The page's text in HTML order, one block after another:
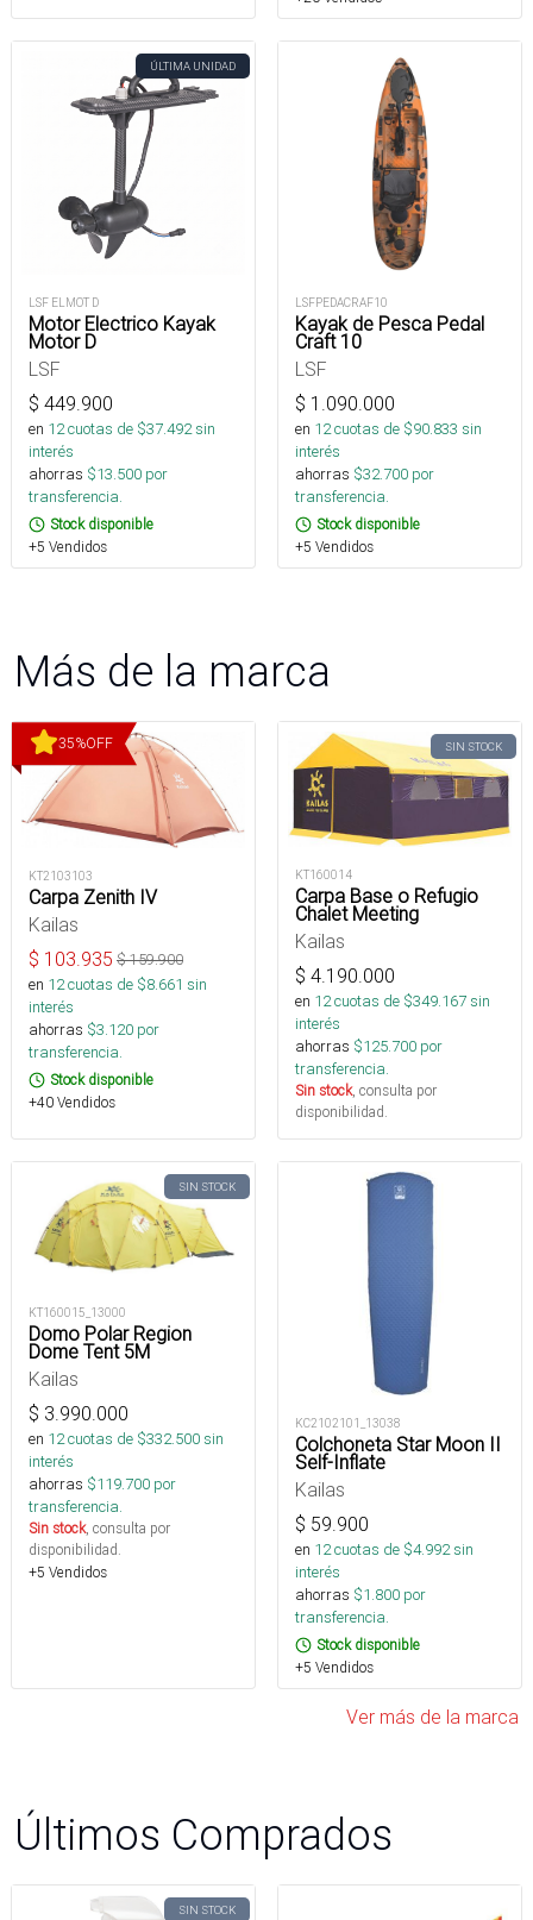
ÚLTIMA UNIDAD
LSF ELMOT D
Motor Electrico Kayak
Motor D
LSF
$ 449.900
en 12cuotas de $37.492sin
interés
ahorras $13.500 por
transferencia.
Stock disponible
+5 Vendidos
LSFPEDACRAF10
Kayak de Pesca Pedal
Craft 10
LSF
$ 1.090.000
en 12cuotas de $90.833 sin
interés
ahorras $32.700 por
transferencia.
Stock disponible
+5 Vendidos
Más de la marca
35%OFF
KT2103103
Carpa Zenith IV
Kailas
$ 103.935 $159.900
en 12cuotas de $8.661 sin
interés
ahorras $3.120 por
transferencia.
Stock disponible
+40 Vendidos
SIN STOCK
KT160014
Carpa Base o Refugio
Chalet Meeting
Kailas
$ 4.190.000
en 12cuotas de $349.167sin
interés
ahorras $125.700 por
transferencia.
Sin stock, consulta por
disponibilidad.
SIN STOCK
KT160015_13000
Domo Polar Region
Dome Tent 5M
Kailas
$ 3.990.000
en 12cuotas de $332.500sin
interés
ahorras $119.700 por
transferencia.
Sin stock, consulta por
disponibilidad.
+5 Vendidos
KC2102101_13038
Colchoneta Star Moon II
Self-Inflate
Kailas
$ 59.900
en 12cuotas de $4.992sin
interés
ahorras $1.800 por
transferencia.
Stock disponible
+5 Vendidos
Ver más de la marca
Últimos Comprados
SIN STOCK